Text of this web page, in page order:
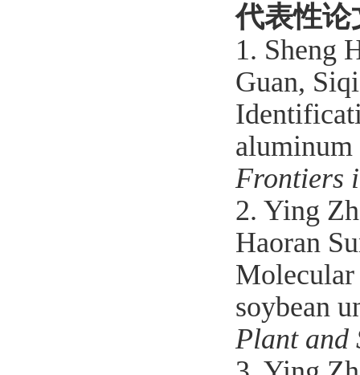
代表性论
1. Sheng
Guan,
aluminum
Frontiers
2. Ying
Haoran
Molecular
soybean
Plant and